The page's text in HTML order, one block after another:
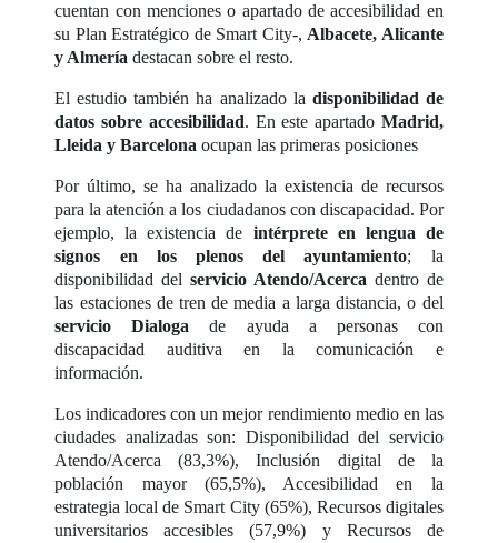
cuentan con menciones o apartado de accesibilidad en
su Plan Estratégico de Smart City-, Albacete, Alicante
y Almería destacan sobre el resto.
El estudio también ha analizado la disponibilidad de
datos sobre accesibilidad. En este apartado Madrid,
Lleida y Barcelona ocupan las primeras posiciones
Por último, se ha analizado la existencia de recursos
para la atención a los ciudadanos con discapacidad. Por
ejemplo, la existencia de intérprete en lengua de
signos en los plenos del ayuntamiento; la
disponibilidad delservicio Atendo/Acerca dentro de
las estaciones de tren de media a larga distancia, o del
servicio Dialoga de ayuda a personas con
discapacidad auditiva en la comunicación e
información.
Los indicadores con un mejor rendimiento medio en las
ciudades analizadas son: Disponibilidad del servicio
Atendo/Acerca (83,3%), Inclusión digital de la
población mayor (65,5%), Accesibilidad en la
estrategia local de Smart City (65%), Recursos digitales
universitarios accesibles (57,9%) y Recursos de